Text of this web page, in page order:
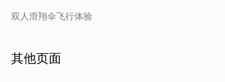
双人滑翔伞飞行体验
其他页面